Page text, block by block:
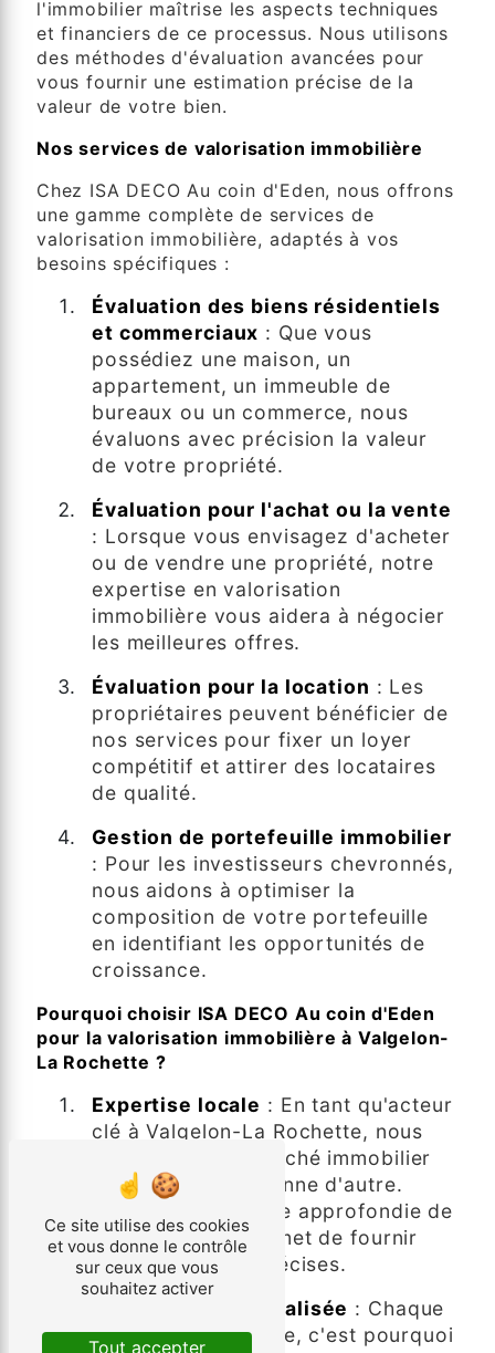
l'immobilier maîtrise les aspects techniques
et financiers de ce processus. Nous utilisons
des méthodes d'évaluation avancées pour
vous fournir une estimation précise de la
valeur de votre bien.
Nos services de valorisation immobilière
Chez ISA DECO Au coin d'Eden, nous offrons
une gamme complète de services de
valorisation immobilière, adaptés à vos
besoins spécifiques :
Évaluation des biens résidentiels
et commerciaux : Que vous
possédiez une maison, un
appartement, un immeuble de
bureaux ou un commerce, nous
évaluons avec précision la valeur
de votre propriété.
Évaluation pour l'achat ou la vente
: Lorsque vous envisagez d'acheter
ou de vendre une propriété, notre
expertise en valorisation
immobilière vous aidera à négocier
les meilleures offres.
Évaluation pour la location : Les
propriétaires peuvent bénéficier de
nos services pour fixer un loyer
compétitif et attirer des locataires
de qualité.
Gestion de portefeuille immobilier
: Pour les investisseurs chevronnés,
nous aidons à optimiser la
composition de votre portefeuille
en identifiant les opportunités de
croissance.
Pourquoi choisir ISA DECO Au coin d'Eden
pour la valorisation immobilière à Valgelon-
La Rochette ?
Expertise locale : En tant qu'acteur
clé à Valgelon-La Rochette, nous
comprenons le marché immobilier
local comme personne d'autre.
Notre connaissance approfondie de
la région nous permet de fournir
des évaluations précises.
Approche personnalisée : Chaque
propriété est unique, c'est pourquoi
Ce site utilise des cookies
et vous donne le contrôle
sur ceux que vous
souhaitez activer
Tout accepter